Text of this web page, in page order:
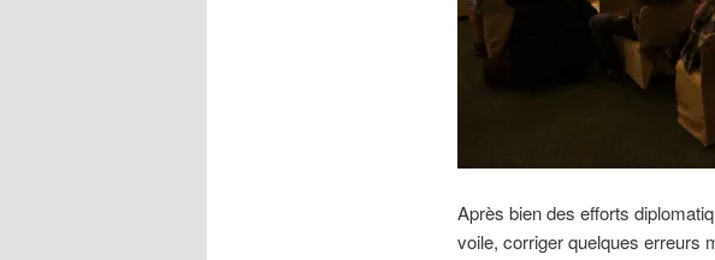
Après bien des efforts
voile, corriger quelques erreurs